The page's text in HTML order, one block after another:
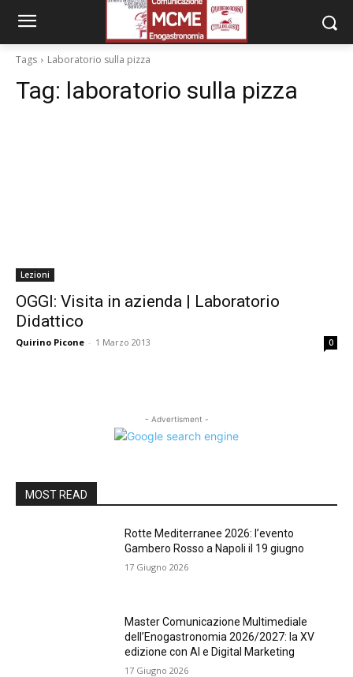
Tags Laboratorio sulla pizza
Tag: laboratorio sulla pizza
Lezioni
OGGI: Visita in azienda | Laboratorio
Didattico
Quirino Picone - 1 Marzo 2013 0
- Advertisment -
MOST READ
Rotte Mediterranee 2026: l’evento
Gambero Rosso a Napoli il 19 giugno
17 Giugno 2026
Master Comunicazione Multimediale
dell’Enogastronomia 2026/2027: la XV
edizione con AI e Digital Marketing
17 Giugno 2026